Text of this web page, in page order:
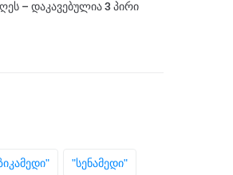
– დაკავებულია 3 პირი
"სენამედი"